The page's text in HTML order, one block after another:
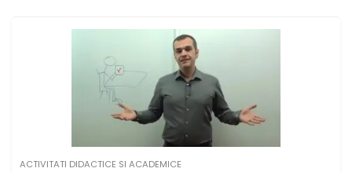
ACTIVITATI DIDACTICE SI ACADEMICE